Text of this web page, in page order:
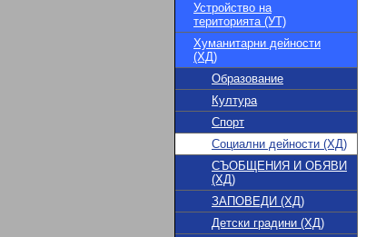
Устройство на
територията (УТ)
Хуманитарни дейности
(ХД)
Образование
Култура
Спорт
Социални дейности (ХД)
СЪОБЩЕНИЯ И ОБЯВИ
(ХД)
ЗАПОВЕДИ (ХД)
Детски градини (ХД)